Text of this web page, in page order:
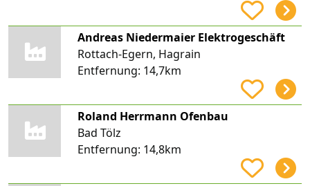
Andreas Niedermaier Elektrogeschäft
Rottach-Egern, Hagrain
Entfernung: 14,7km
Roland Herrmann Ofenbau
Bad Tölz
Entfernung: 14,8km